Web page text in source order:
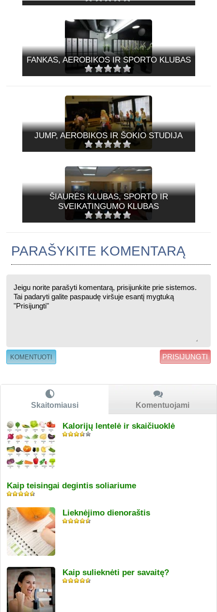
FANKAS, AEROBIKOS IR SPORTO KLUBAS
JUMP, AEROBIKOS IR ŠOKIO STUDIJA
ŠIAURĖS KLUBAS, SPORTO IR
SVEIKATINGUMO KLUBAS
PARAŠYKITE KOMENTARĄ
PRISIJUNGTI
Skaitomiausi Komentuojami
Kalorijų lentelė ir skaičiuoklė
Kaip teisingai degintis soliariume
Lieknėjimo dienoraštis
Kaip sulieknėti per savaitę?